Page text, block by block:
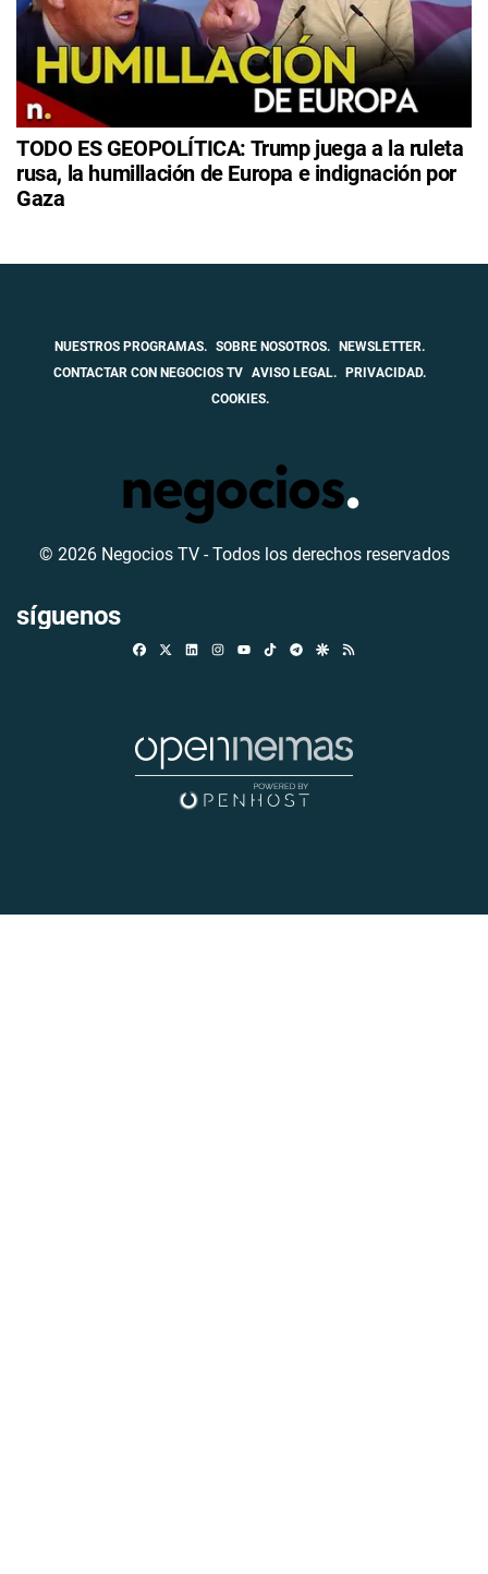
TODO ES GEOPOLÍTICA: Trump juega a la ruleta
rusa, la humillación de Europa e indignación por
Gaza
NUESTROS PROGRAMAS. SOBRE NOSOTROS. NEWSLETTER.
CONTACTAR CON NEGOCIOS TV AVISO LEGAL. PRIVACIDAD.
COOKIES.
© 2026 Negocios TV - Todos los derechos reservados
síguenos
FacebookLinkedinInstagramTikTokTelegramGoogle Discover